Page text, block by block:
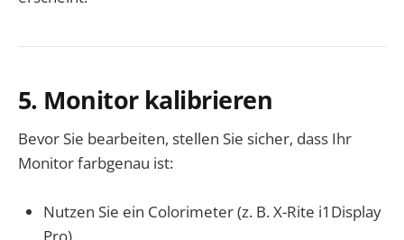
5. Monitor kalibrieren
Bevor Sie bearbeiten, stellen Sie sicher, dass Ihr
Monitor farbgenau ist:
Nutzen Sie ein Colorimeter (z. B. X-Rite i1Display
Pro).